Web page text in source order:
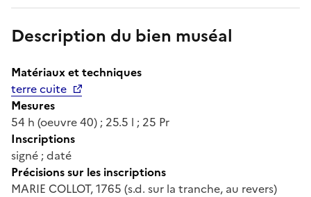
Description du bien muséal
Matériaux et techniques
terre cuite
Mesures
54 h (oeuvre 40) ; 25.5 l ; 25 Pr
Inscriptions
signé ; daté
Précisions sur les inscriptions
MARIE COLLOT, 1765 (s.d. sur la tranche, au revers)